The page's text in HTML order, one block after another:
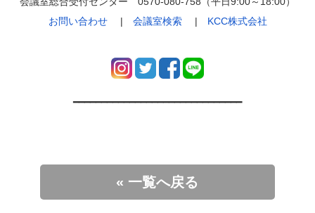
お問い合わせ| 会議室検索| KCC株式会社
━━━━━━━━━━━━━━━━━━━━━━━━━━━━━━
« 一覧へ戻る